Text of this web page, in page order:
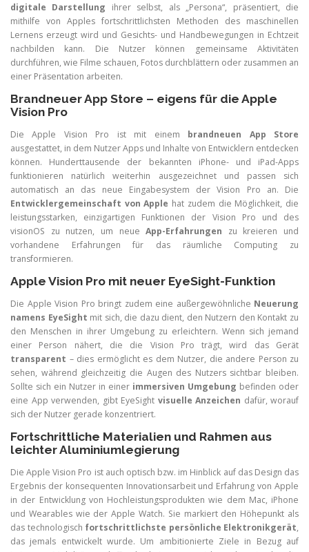
digitale Darstellung ihrer selbst, als „Persona“, präsentiert, die
mithilfe von Apples fortschrittlichsten Methoden des maschinellen
Lernens erzeugt wird und Gesichts- und Handbewegungen in Echtzeit
nachbilden kann. Die Nutzer können gemeinsame Aktivitäten
durchführen, wie Filme schauen, Fotos durchblättern oder zusammen an
einer Präsentation arbeiten.
Brandneuer App Store – eigens für die Apple
Vision Pro
Die Apple Vision Pro ist mit einem brandneuen App Store
ausgestattet, in dem Nutzer Apps und Inhalte von Entwicklern entdecken
können. Hunderttausende der bekannten iPhone- und iPad-Apps
funktionieren natürlich weiterhin ausgezeichnet und passen sich
automatisch an das neue Eingabesystem der Vision Pro an. Die
Entwicklergemeinschaft von Apple hat zudem die Möglichkeit, die
leistungsstarken, einzigartigen Funktionen der Vision Pro und des
visionOS zu nutzen, um neueApp-Erfahrungen zu kreieren und
vorhandene Erfahrungen für das räumliche Computing zu
transformieren.
Apple Vision Pro mit neuer EyeSight-Funktion
Die Apple Vision Pro bringt zudem eine außergewöhnliche Neuerung
namens EyeSight mit sich, die dazu dient, den Nutzern den Kontakt zu
den Menschen in ihrer Umgebung zu erleichtern. Wenn sich jemand
einer Person nähert, die die Vision Pro trägt, wird das Gerät
transparent – dies ermöglicht es dem Nutzer, die andere Person zu
sehen, während gleichzeitig die Augen des Nutzers sichtbar bleiben.
Sollte sich ein Nutzer in einer immersiven Umgebung befinden oder
eine App verwenden, gibt EyeSight visuelle Anzeichen dafür, worauf
sich der Nutzer gerade konzentriert.
Fortschrittliche Materialien und Rahmen aus
leichter Aluminiumlegierung
Die Apple Vision Pro ist auch optisch bzw. im Hinblick auf das Design das
Ergebnis der konsequenten Innovationsarbeit und Erfahrung von Apple
in der Entwicklung von Hochleistungsprodukten wie dem Mac, iPhone
und Wearables wie der Apple Watch. Sie markiert den Höhepunkt als
das technologisch fortschrittlichste persönliche Elektronikgerät,
das jemals entwickelt wurde. Um ambitionierte Ziele in Bezug auf